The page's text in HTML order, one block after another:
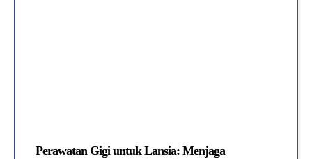
Perawatan Gigi untuk Lansia: Menjaga